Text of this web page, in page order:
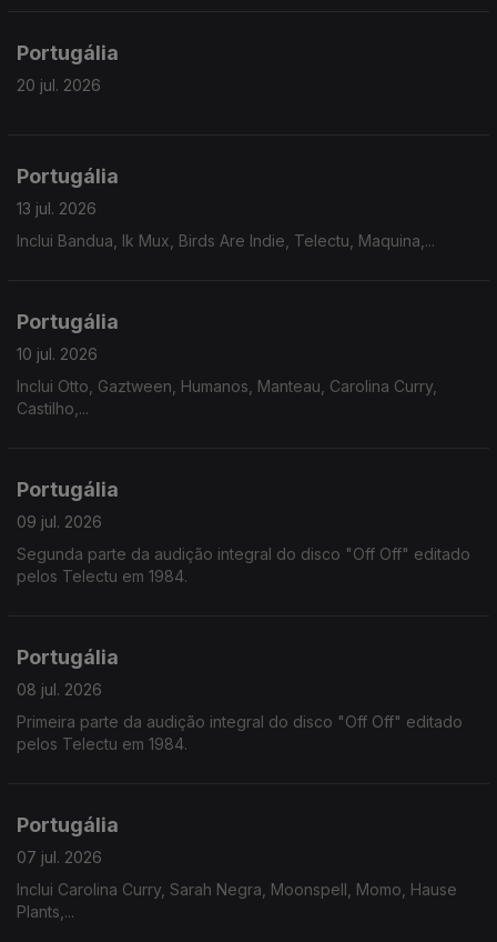
Portugália
20 jul. 2026
Portugália
13 jul. 2026
Inclui Bandua, Ik Mux, Birds Are Indie, Telectu, Maquina,...
Portugália
10 jul. 2026
Inclui Otto, Gaztween, Humanos, Manteau, Carolina Curry,
Castilho,...
Portugália
09 jul. 2026
Segunda parte da audição integral do disco "Off Off" editado
pelos Telectu em 1984.
Portugália
08 jul. 2026
Primeira parte da audição integral do disco "Off Off" editado
pelos Telectu em 1984.
Portugália
07 jul. 2026
Inclui Carolina Curry, Sarah Negra, Moonspell, Momo, Hause
Plants,...